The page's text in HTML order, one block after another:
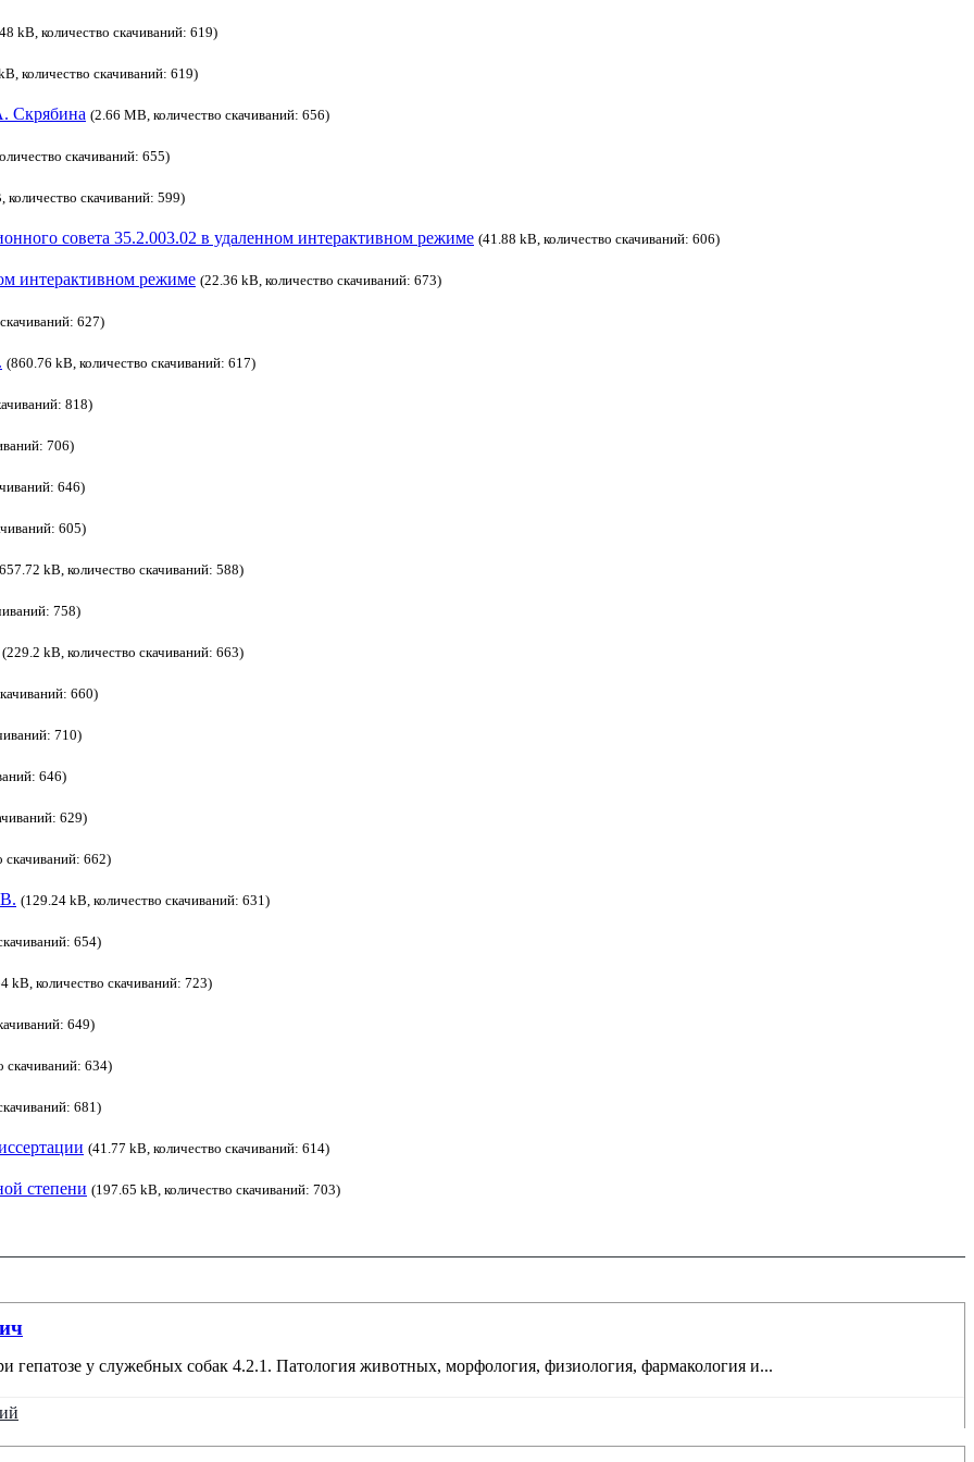
kB, количество скачиваний: 619)
количество скачиваний: 619)
Скрябина (2.66 MB, количество скачиваний: 656)
скачиваний: 655)
количество скачиваний: 599)
совета 35.2.003.02 в удаленном интерактивном режиме (41.88 kB, количество скачиваний: 606)
интерактивном режиме (22.36 kB, количество скачиваний: 673)
627)
(860.76 kB, количество скачиваний: 617)
818)
706)
646)
605)
kB, количество скачиваний: 588)
758)
(229.2 kB, количество скачиваний: 663)
660)
710)
646)
629)
скачиваний: 662)
(129.24 kB, количество скачиваний: 631)
654)
kB, количество скачиваний: 723)
649)
скачиваний: 634)
681)
(41.77 kB, количество скачиваний: 614)
степени (197.65 kB, количество скачиваний: 703)
гепатозе у служебных собак 4.2.1. Патология животных, морфология, физиология, фармакология и...